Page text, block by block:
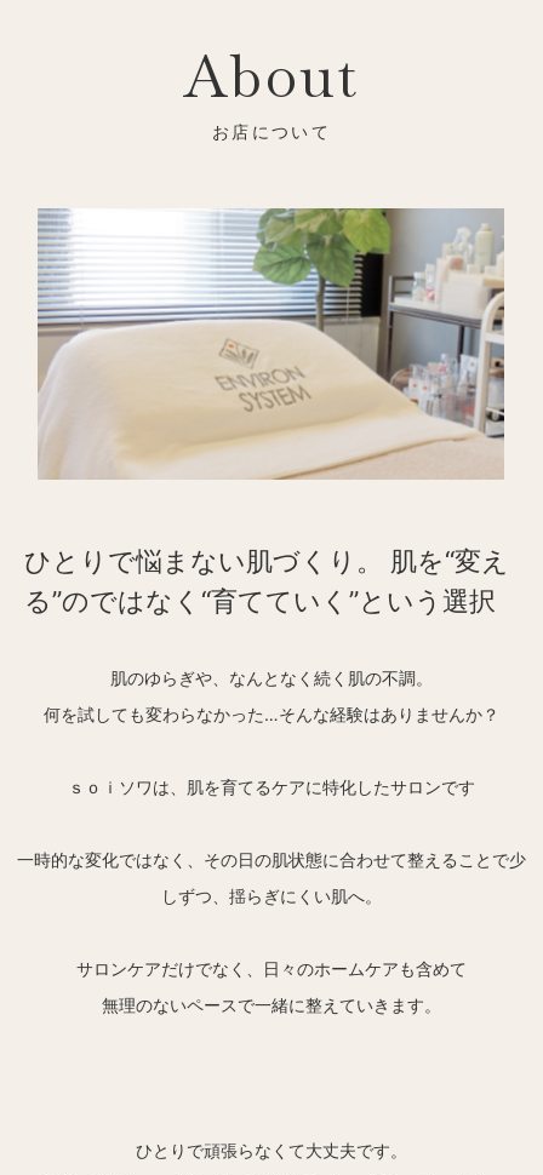
About
ひとりで悩まない肌づくり。 肌を“変え
る”のではなく“育てていく”という選択
肌のゆらぎや、なんとなく続く肌の不調。
何を試しても変わらなかった…そんな経験はありませんか？
ｓｏｉソワは、肌を育てるケアに特化したサロンです
一時的な変化ではなく、その日の肌状態に合わせて整えることで少
しずつ、揺らぎにくい肌へ。
サロンケアだけでなく、日々のホームケアも含めて
無理のないペースで一緒に整えていきます。
ひとりで頑張らなくて大丈夫です。